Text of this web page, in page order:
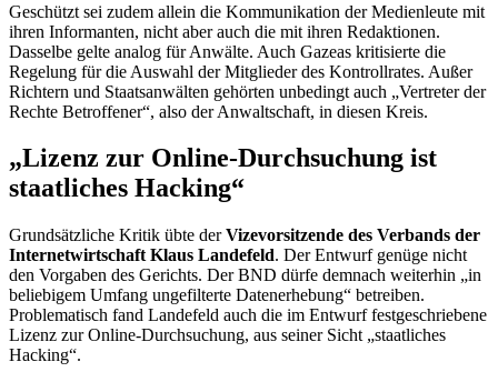
Geschützt sei zudem allein die Kommunikation der Medienleute mit
ihren Informanten, nicht aber auch die mit ihren Redaktionen.
Dasselbe gelte analog für Anwälte. Auch Gazeas kritisierte die
Regelung für die Auswahl der Mitglieder des Kontrollrates. Außer
Richtern und Staatsanwälten gehörten unbedingt auch „Vertreter der
Rechte Betroffener“, also der Anwaltschaft, in diesen Kreis.
„Lizenz zur Online-Durchsuchung ist
staatliches Hacking“
Grundsätzliche Kritik übte derVizevorsitzende des Verbands der
Internetwirtschaft Klaus Landefeld. Der Entwurf genüge nicht
den Vorgaben des Gerichts. Der BND dürfe demnach weiterhin „in
beliebigem Umfang ungefilterte Datenerhebung“ betreiben.
Problematisch fand Landefeld auch die im Entwurf festgeschriebene
Lizenz zurOnline-Durchsuchung, aus seiner Sicht „staatliches
Hacking“.